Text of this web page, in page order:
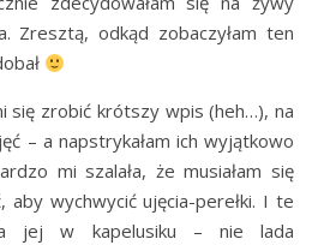
Zresztą, odkąd zobaczyłam ten
się zrobić krótszy wpis (heh…), na
– a napstrykałam ich wyjątkowo
mi szalała, że musiałam się
aby wychwycić ujęcia-perełki. I te
jej w kapelusiku – nie lada